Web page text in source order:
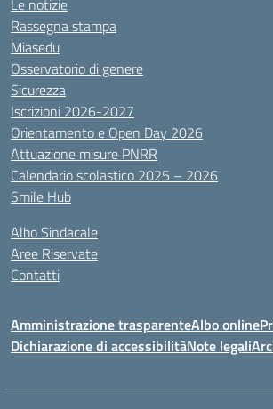
Le notizie
Rassegna stampa
Miasedu
Osservatorio di genere
Sicurezza
Iscrizioni 2026-2027
Orientamento e Open Day 2026
Attuazione misure PNRR
Calendario scolastico 2025 – 2026
Smile Hub
Albo Sindacale
Aree Riservate
Contatti
Amministrazione trasparenteAlbo online
Dichiarazione di accessibilitàNote legali